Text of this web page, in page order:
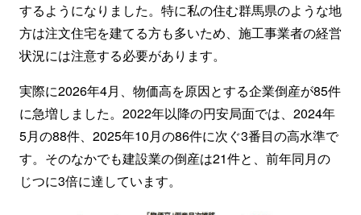
するようになりました。特に私の住む群馬県のような地
方は注文住宅を建てる方も多いため、施工事業者の経営
状況には注意する必要があります。
実際に2026年4月、物価高を原因とする企業倒産が85件
に急増しました。2022年以降の円安局面では、2024年
5月の88件、2025年10月の86件に次ぐ3番目の高水準で
す。そのなかでも建設業の倒産は21件と、前年同月の
じつに3倍に達しています。